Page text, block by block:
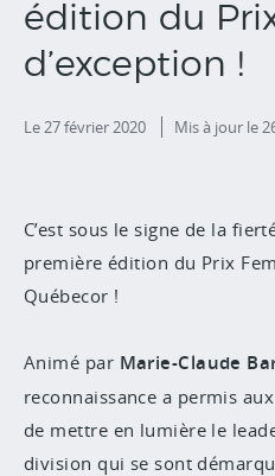
édition du
d’exception !
Le 27 février 2020 Mis à jour le
C’est sous le signe de la
première édition du Prix
Québecor !
Animé par Marie-Claude
reconnaissance a permis
de mettre en lumière le
division qui se sont